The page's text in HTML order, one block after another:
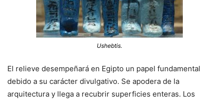
Ushebtis.
El relieve desempeñará en Egipto un papel fundamental
debido a su carácter divulgativo. Se apodera de la
arquitectura y llega a recubrir superficies enteras. Los